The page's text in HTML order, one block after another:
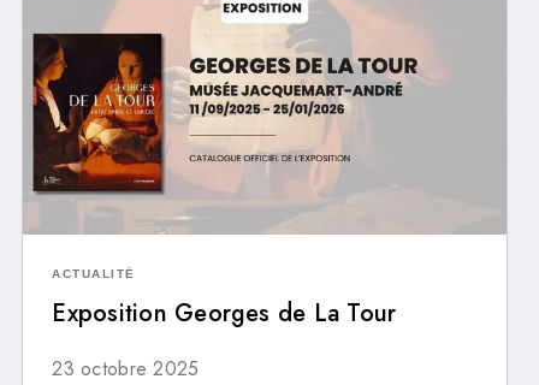
ACTUALITÉ
Exposition Georges de La Tour
23 octobre 2025